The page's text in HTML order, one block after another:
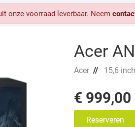
onze voorraad leverbaar. Neem
Acer
Acer// 15,6 inch
€ 999,00
Reserveren